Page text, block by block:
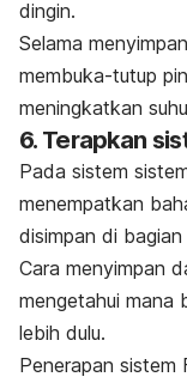
dingin.
Selama
membuka-tutup
meningkatkan
6. Terapkan
Pada sistem
menempatkan
disimpan di
Cara menyimpan
mengetahui mana
lebih dulu.
Penerapan sistem